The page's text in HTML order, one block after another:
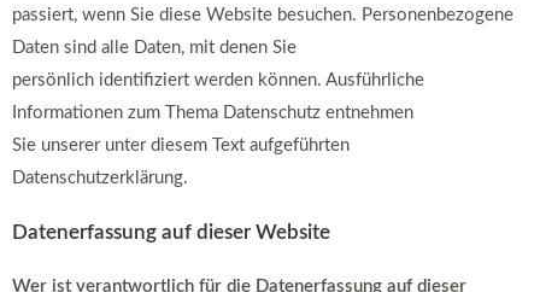
passiert, wenn Sie diese Website besuchen. Personenbezogene
Daten sind alle Daten, mit denen Sie
persönlich identifiziert werden können. Ausführliche
Informationen zum Thema Datenschutz entnehmen
Sie unserer unter diesem Text aufgeführten
Datenschutzerklärung.
Datenerfassung auf dieser Website
Wer ist verantwortlich für die Datenerfassung auf dieser